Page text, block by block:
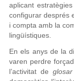
aplicant
configurar després
i compta amb la
lingüístiques.
En els anys de la
varen perdre
l’activitat de glosar